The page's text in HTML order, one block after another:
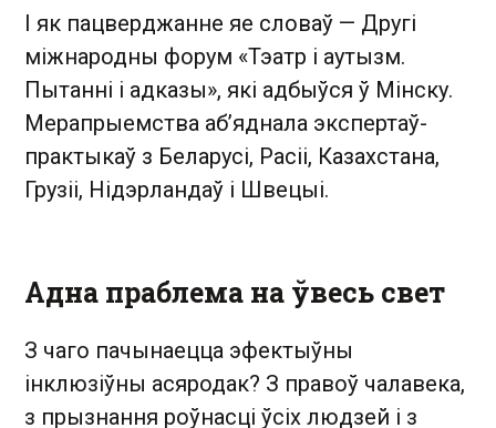
І як пацверджанне яе словаў — Другі
міжнародны форум «Тэатр і аутызм.
Пытанні і адказы», які адбыўся ў Мінску.
Мерапрыемства аб’яднала экспертаў-
практыкаў з Беларусі, Расіі, Казахстана,
Грузіі, Нідэрландаў і Швецыі.
Адна праблема на ўвесь свет
З чаго пачынаецца эфектыўны
інклюзіўны асяродак? З правоў чалавека,
з прызнання роўнасці ўсіх людзей і з